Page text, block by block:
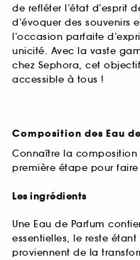
de refléter l’état d’esprit
d’évoquer des souvenirs
l’occasion parfaite
unicité. Avec la vaste
chez Sephora, cet
accessible à tous !
Composition des Eau
Connaître la composition
première étape pour
Les ingrédients
Une Eau de Parfum
essentielles, le reste
proviennent de la